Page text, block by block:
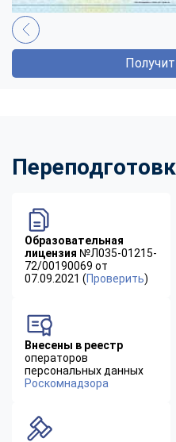
Образовательная
лицензия №Л035-01215-
72/00190069 от
07.09.2021 (Проверить)
Внесены в реестр
операторов
персональных данных
Роскомнадзора